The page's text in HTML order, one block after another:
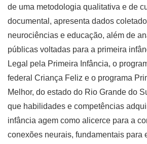
de uma metodologia qualitativa e de
documental, apresenta dados
neurociências e educação, além de
públicas voltadas para a primeira
Legal pela Primeira Infância, o
federal Criança Feliz e o programa
Melhor, do estado do Rio Grande do
que habilidades e competências
infância agem como alicerce para a
conexões neurais, fundamentais para